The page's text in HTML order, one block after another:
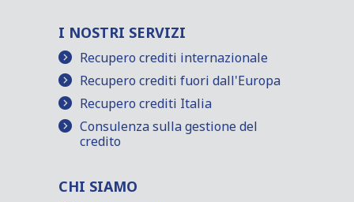
I NOSTRI SERVIZI
Recupero crediti internazionale
Recupero crediti fuori dall'Europa
Recupero crediti Italia
Consulenza sulla gestione del
credito
CHI SIAMO